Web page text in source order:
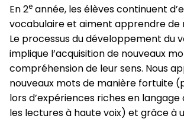
En 2e année, les élèves continuent
vocabulaire et aiment apprendre de
Le processus du développement du
implique l’acquisition de nouveaux
compréhension de leur sens. Nous
nouveaux mots de manière fortuite
lors d’expériences riches en langage
les lectures à haute voix) et grâce à